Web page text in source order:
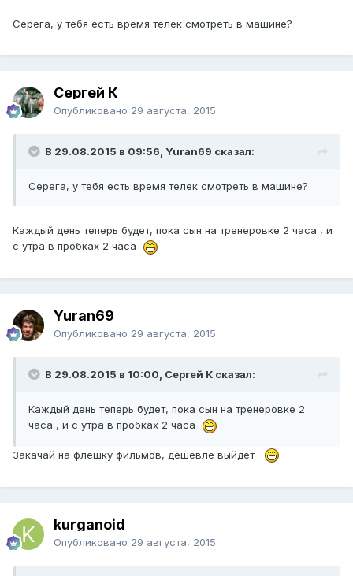
Серега, у тебя есть время телек смотреть в машине?
Сергей К
Опубликовано 29 августа, 2015
В 29.08.2015 в 09:56, Yuran69 сказал:
Серега, у тебя есть время телек смотреть в машине?
Каждый день теперь будет, пока сын на тренеровке 2 часа , и
с утра в пробках 2 часа
Yuran69
Опубликовано 29 августа, 2015
В 29.08.2015 в 10:00, Сергей К сказал:
Каждый день теперь будет, пока сын на тренеровке 2
часа , и с утра в пробках 2 часа
Закачай на флешку фильмов, дешевле выйдет
kurganoid
Опубликовано 29 августа, 2015